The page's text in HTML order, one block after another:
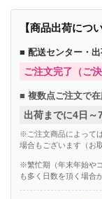
【商品出荷につ
■ 配送センター・
ご注文完了（ご
■ 複数点ご注文で
出荷までに4日～
※ご注文商品によって
場合もございます（お
※繁忙期（年末年始や
も多く日数を頂く場合